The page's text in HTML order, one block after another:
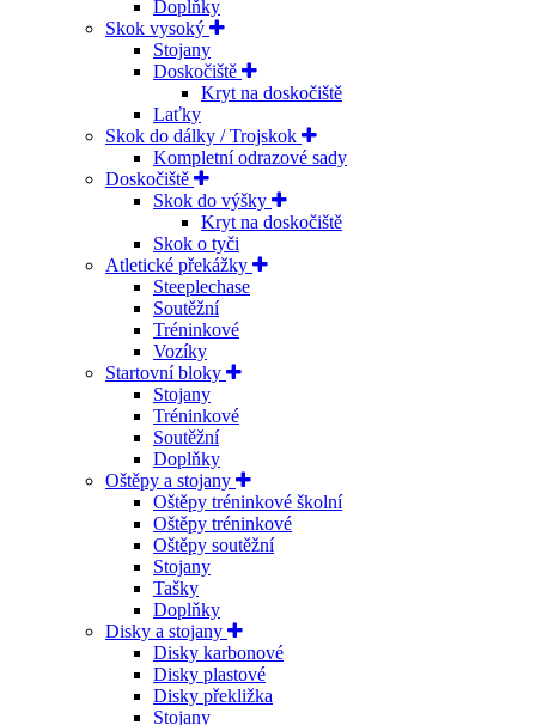
Doplňky
Skok vysoký
Stojany
Doskočiště
Kryt na doskočiště
Laťky
Skok do dálky / Trojskok
Kompletní odrazové sady
Doskočiště
Skok do výšky
Kryt na doskočiště
Skok o tyči
Atletické překážky
Steeplechase
Soutěžní
Tréninkové
Vozíky
Startovní bloky
Stojany
Tréninkové
Soutěžní
Doplňky
Oštěpy a stojany
Oštěpy tréninkové školní
Oštěpy tréninkové
Oštěpy soutěžní
Stojany
Tašky
Doplňky
Disky a stojany
Disky karbonové
Disky plastové
Disky překližka
Stojany